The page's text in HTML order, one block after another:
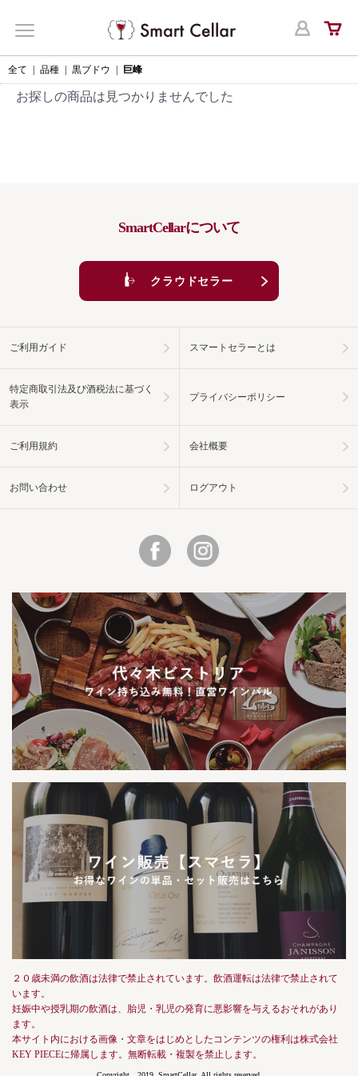
ロ
全て 品種 黒ブドウ 巨峰
お探しの商品は見つかりませんでした
SmartCellarについて
クラウドセラー
ご利用ガイド スマートセラーとは
特定商取引法及び酒税法に基づく
表示
プライバシーポリシー
ご利用規約 会社概要
お問い合わせ ログアウト
Facebook
２０歳未満の飲酒は法律で禁止されています。飲酒運転は法律で禁止されて
います。
妊娠中や授乳期の飲酒は、胎児・乳児の発育に悪影響を与えるおそれがあり
ます。
本サイト内における画像・文章をはじめとしたコンテンツの権利は株式会社
KEY PIECEに帰属します。無断転載・複製を禁止します。